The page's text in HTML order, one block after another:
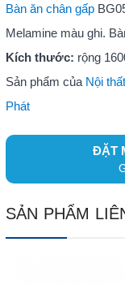
Bàn ăn chân gấp
Melamine màu ghi.
Kích thước: rộng
Sản phẩm của Nội
Phát
ĐẶT
SẢN PHẨM